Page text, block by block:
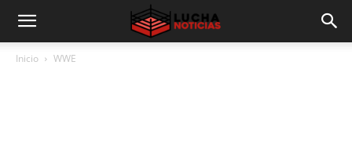
Inicio WWE